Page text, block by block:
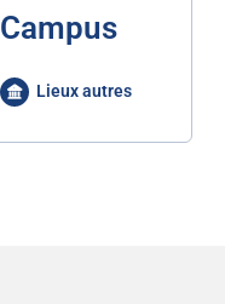
Campus
Lieux autres